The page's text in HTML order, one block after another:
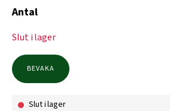
Antal
Slut i lager
BEVAKA
Slut i lager